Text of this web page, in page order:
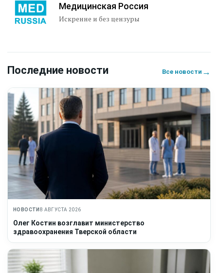
Медицинская Россия
Искренне и без цензуры
Последние новости Все новости →
НОВОСТИ 8 АВГУСТА 2026
Олег Костин возглавит министерство
здравоохранения Тверской области